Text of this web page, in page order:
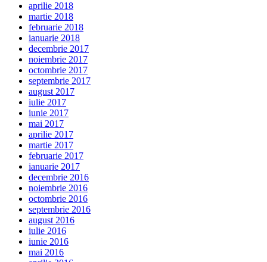
aprilie 2018
martie 2018
februarie 2018
ianuarie 2018
decembrie 2017
noiembrie 2017
octombrie 2017
septembrie 2017
august 2017
iulie 2017
iunie 2017
mai 2017
aprilie 2017
martie 2017
februarie 2017
ianuarie 2017
decembrie 2016
noiembrie 2016
octombrie 2016
septembrie 2016
august 2016
iulie 2016
iunie 2016
mai 2016